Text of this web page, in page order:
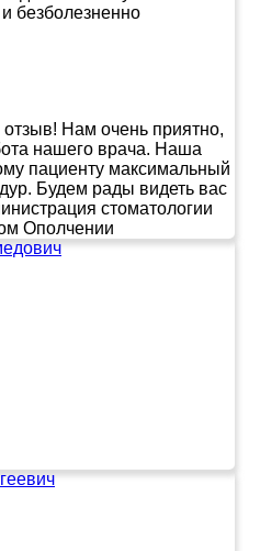
безболезненно
Нам очень приятно,
нашего врача. Наша
пациенту максимальный
Будем рады видеть вас
стоматологии
Ополчении